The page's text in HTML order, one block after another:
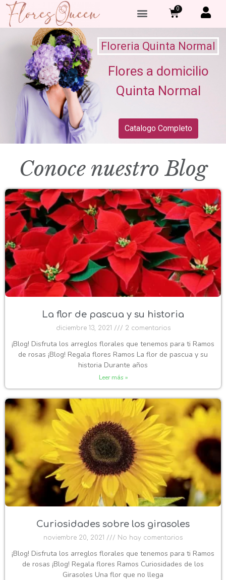
0
Floreria Quinta Normal
Flores a domicilio
Quinta Normal
Catalogo Completo
Conoce nuestro Blog
La flor de pascua y su historia
diciembre 13, 2021 2 comentarios
¡Blog! Disfruta los arreglos florales que tenemos para ti Ramos
de rosas ¡Blog! Regala flores Ramos La flor de pascua y su
historia Durante años
Leer más »
Curiosidades sobre los girasoles
noviembre 20, 2021 No hay comentarios
¡Blog! Disfruta los arreglos florales que tenemos para ti Ramos
de rosas ¡Blog! Regala flores Ramos Curiosidades de los
Girasoles Una flor que no llega